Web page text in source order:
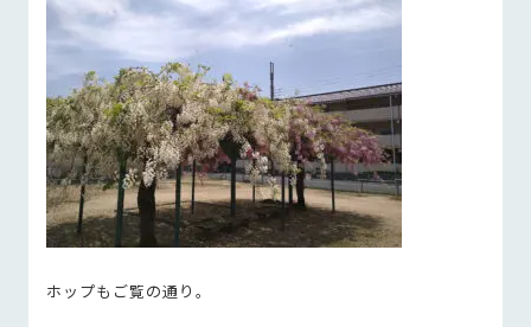
ホップもご覧の通り。